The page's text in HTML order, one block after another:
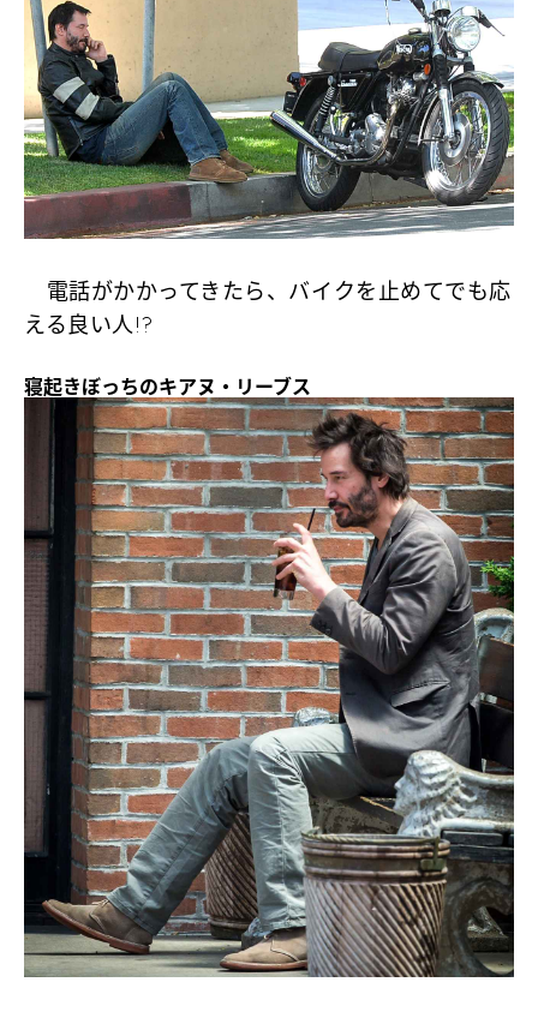
電話がかかってきたら、バイクを止めてでも応
える良い人!?
寝起きぼっちのキアヌ・リーブス